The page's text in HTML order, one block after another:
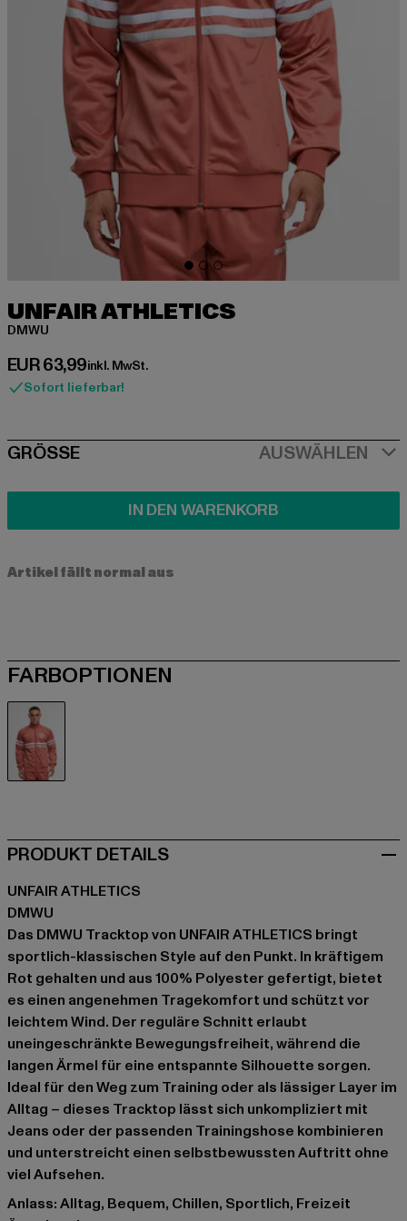
UNFAIR ATHLETICS
DMWU
EUR 63,99
Derzeitiger Preis: EUR 63,99
inkl. MwSt.
Sofort lieferbar!
SIZE
GRÖSSE AUSWÄHLEN
IN DEN WARENKORB
Artikel fällt normal aus
FARBOPTIONEN
PRODUKT DETAILS
UNFAIR ATHLETICS
DMWU
Das DMWU Tracktop von UNFAIR ATHLETICS bringt
sportlich-klassischen Style auf den Punkt. In kräftigem
Rot gehalten und aus 100% Polyester gefertigt, bietet
es einen angenehmen Tragekomfort und schützt vor
leichtem Wind. Der reguläre Schnitt erlaubt
uneingeschränkte Bewegungsfreiheit, während die
langen Ärmel für eine entspannte Silhouette sorgen.
Ideal für den Weg zum Training oder als lässiger Layer im
Alltag – dieses Tracktop lässt sich unkompliziert mit
Jeans oder der passenden Trainingshose kombinieren
und unterstreicht einen selbstbewussten Auftritt ohne
viel Aufsehen.
Anlass: Alltag, Bequem, Chillen, Sportlich, Freizeit